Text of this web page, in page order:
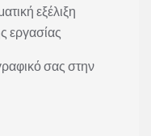
εξέλιξη
εργασίας
σας στην